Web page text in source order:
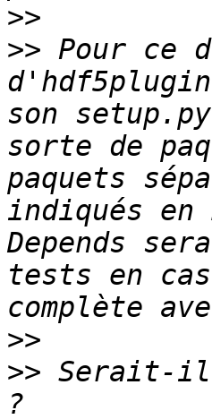
>>
>> Pour ce
son
sorte de
paquets
indiqués en
Depends
tests en
>>
>> Serait-il